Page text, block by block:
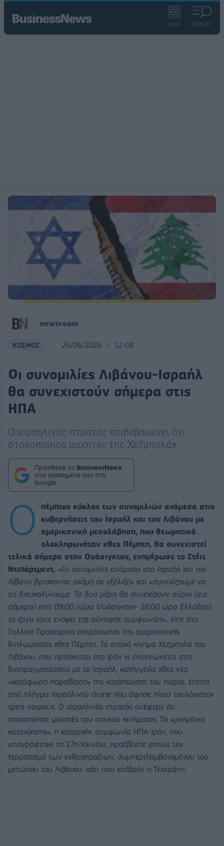
ΡΟΗ ΜΕΝΟΥ
newsroom
ΚΟΣΜΟΣ 26/06/2026 12:08
Οι συνομιλίες Λιβάνου-Ισραήλ
θα συνεχιστούν σήμερα στις
ΗΠΑ
Ο ισραηλινός στρατός επιβεβαιώνει ότι
στοχοποίησε μαχητές της Χεζμπολάχ
Πρόσθεσε το BusinessNews
στα αγαπημένα σου στη
Google
Ο
πέμπτος κύκλος των συνομιλιών ανάμεσα στις
κυβερνήσεις του Ισραήλ και του Λιβάνου με
αμερικανική μεσολάβηση, που θεωρητικά
ολοκληρωνόταν χθες Πέμπτη, θα συνεχιστεί
τελικά σήμερα στην Ουάσιγκτον, ενημέρωσε το Στέιτ
Ντιπάρτμεντ. «Οι συνομιλίες ανάμεσα στο Ισραήλ και τον
Λίβανο βρίσκονται ακόμη σε εξέλιξη» και «συνεχίζουμε να
τις διευκολύνουμε. Τα δυο μέρη θα συνεχίσουν αύριο (σ.σ.
σήμερα) στις 09:00 (ώρα Ουάσιγκτον· 16:00 ώρα Ελλάδας)
το έργο τους ενόψει της σύναψης συμφωνίας» , είπε στο
Γαλλικό Πρακτορείο εκπρόσωπος της αμερικανικής
διπλωματίας χθες Πέμπτη. Το σιιτικό κίνημα Χεζμπολά του
Λιβάνου, που πρόσκειται στο Ιράν κι εναντιώνεται στις
διαπραγματεύσεις με το Ισραήλ, κατήγγειλε χθες νέα
«κατάφωρη παραβίαση» της κατάπαυσης του πυρός, έπειτα
από πλήγμα ισραηλινού drone που άφησε πίσω τουλάχιστον
τρεις νεκρούς. Ο ισραηλινός στρατός ανέφερε ότι
στοχοποίησε μαχητές του σιιτικού κινήματος. Το «μνημόνιο
κατανόησης», η καταρχήν συμφωνία ΗΠΑ-Ιράν, που
υπογράφτηκε τη 17η Ιουνίου, προέβλεπε ρητώς τον
τερματισμό των εχθροπραξιών, συμπεριλαμβανομένου του
μετώπου του Λιβάνου, κάτι που επέβαλε η Τεχεράνη.